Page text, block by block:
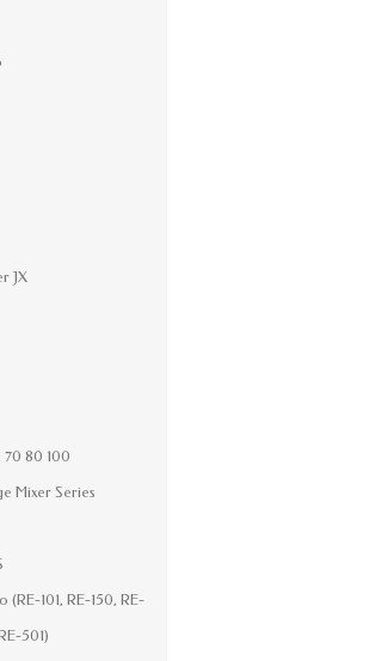
JX
70 80 100
Mixer Series
(RE-101, RE-150, RE-
501)